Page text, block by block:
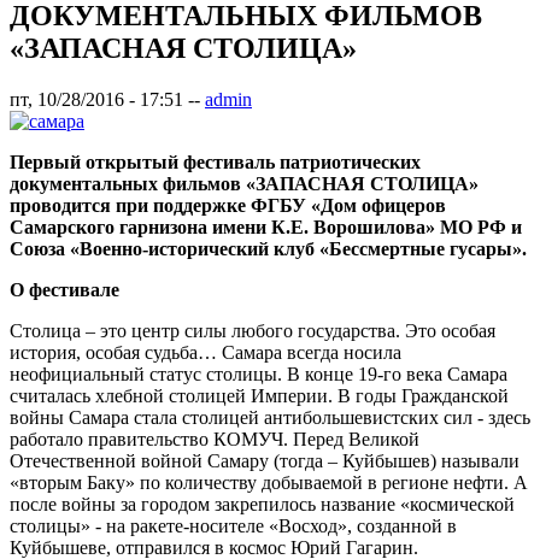
ДОКУМЕНТАЛЬНЫХ ФИЛЬМОВ
«ЗАПАСНАЯ СТОЛИЦА»
пт, 10/28/2016 - 17:51 -- admin
Первый открытый фестиваль патриотических
документальных фильмов «ЗАПАСНАЯ СТОЛИЦА»
проводится при поддержке ФГБУ «Дом офицеров
Самарского гарнизона имени К.Е. Ворошилова» МО РФ и
Союза «Военно-исторический клуб «Бессмертные гусары».
О фестивале
Столица – это центр силы любого государства. Это особая
история, особая судьба… Самара всегда носила
неофициальный статус столицы. В конце 19-го века Самара
считалась хлебной столицей Империи. В годы Гражданской
войны Самара стала столицей антибольшевистских сил - здесь
работало правительство КОМУЧ. Перед Великой
Отечественной войной Самару (тогда – Куйбышев) называли
«вторым Баку» по количеству добываемой в регионе нефти. А
после войны за городом закрепилось название «космической
столицы» - на ракете-носителе «Восход», созданной в
Куйбышеве, отправился в космос Юрий Гагарин.